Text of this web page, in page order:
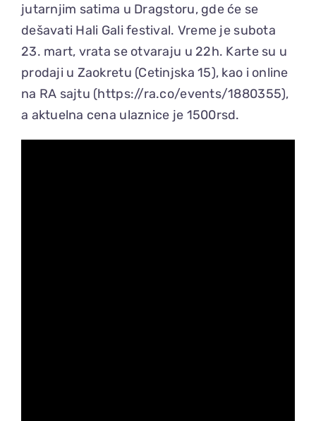
jutarnjim satima u Dragstoru, gde će se
dešavati Hali Gali festival. Vreme je subota
23. mart, vrata se otvaraju u 22h. Karte su u
prodaji u Zaokretu (Cetinjska 15), kao i online
na RA sajtu (https://ra.co/events/1880355),
a aktuelna cena ulaznice je 1500rsd.